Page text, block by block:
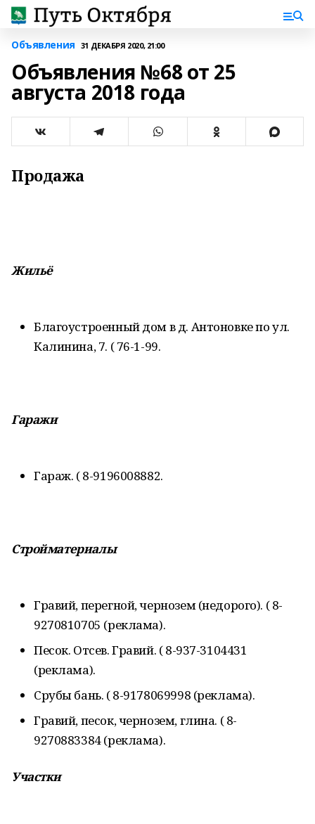
Объявления 31 ДЕКАБРЯ 2020, 21:00
Объявления №68 от 25
августа 2018 года
Продажа
Жильё
Благоустроенный дом в д. Антоновке по ул.
Калинина, 7. ( 76-1-99.
Гаражи
Гараж. ( 8-9196008882.
Стройматериалы
Гравий, перегной, чернозем (недорого). ( 8-
9270810705 (реклама).
Песок. Отсев. Гравий. ( 8-937-3104431
(реклама).
Срубы бань. ( 8-9178069998 (реклама).
Гравий, песок, чернозем, глина. ( 8-
9270883384 (реклама).
Участки